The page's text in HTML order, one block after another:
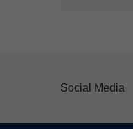
Social Media